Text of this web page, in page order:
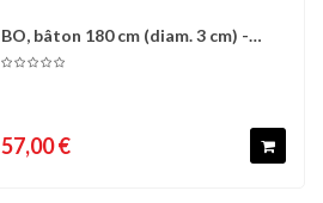
Comparer Liste d'envies
BO, bâton 180 cm (diam. 3 cm) -
Chêne...
57,00 €